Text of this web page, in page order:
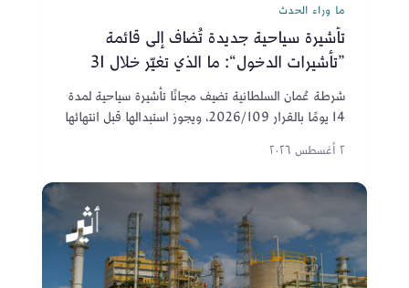
ما وراء الحدث
تأشيرة سياحية جديدة تُضاف إلى قائمة
”تأشيرات الدخول“: ما الذي تغيّر خلال 31
عامًا؟
شرطة عُمان السلطانية تضيف مجانًا تأشيرة سياحية لمدة
14 يومًا بالقرار 2026/109، ويجوز استبدالها قبل انتهائها
وفق الضوابط والرسوم المقررة، ليصبح الإجمالي 33.٢ أغسطس ٢٠٢٦